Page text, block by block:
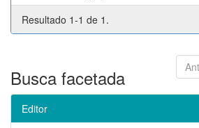
Resultado 1-1 de 1.
Busca facetada
Editor